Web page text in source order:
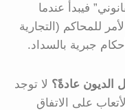
فيبدأ عندما
للمحاكم (التجارية
جبرية بالسداد.
لا توجد
على الاتفاق